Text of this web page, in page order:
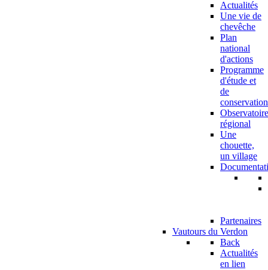
Actualités
Une vie de
chevêche
Plan
national
d'actions
Programme
d'étude et
de
conservation
Observatoire
régional
Une
chouette,
un village
Partenaires
Vautours du Verdon
Back
Actualités
en lien